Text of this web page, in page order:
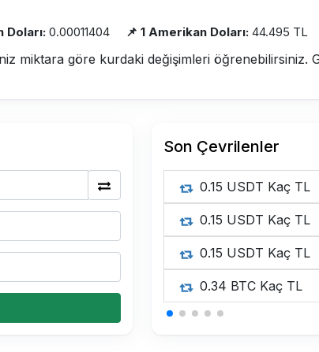
Doları: 0.00011404 📌 1 Amerikan Doları: 44.495 TL
miktara göre kurdaki değişimleri öğrenebilirsiniz.
Son Çevrilenler
0.15 USDT Kaç TL
0.15 USDT Kaç TL
0.15 USDT Kaç TL
0.34 BTC Kaç TL